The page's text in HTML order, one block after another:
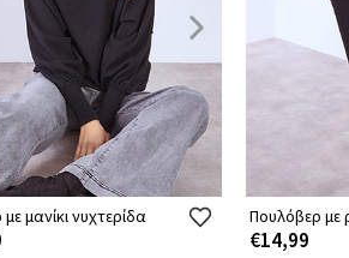
μανίκι νυχτερίδα Πουλόβερ με
€14,99